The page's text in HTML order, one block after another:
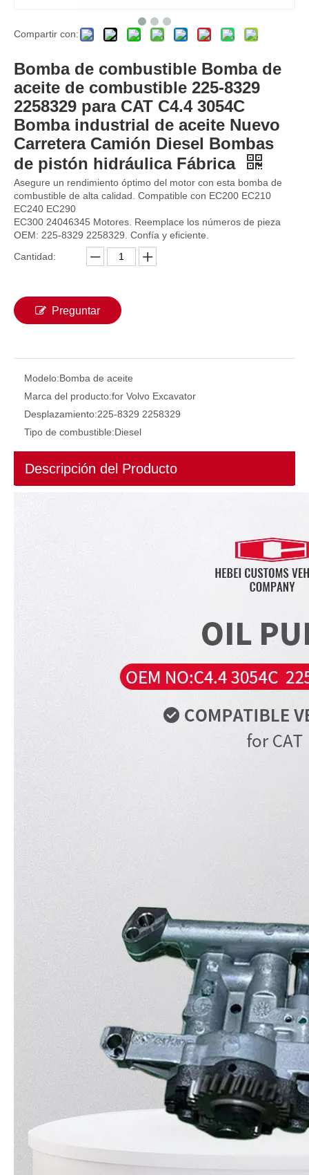
Inyector de combustible VOE20798114 para Volvo Inyector de combustible Boquilla Diesel Piezas de bomba hidráulica EC240 EC290 20798114
Compartir con:
Bomba de combustible Bomba de
aceite de combustible 225-8329
2258329 para CAT C4.4 3054C
Bomba industrial de aceite Nuevo
Carretera Camión Diesel Bombas
de pistón hidráulica Fábrica
Asegure un rendimiento óptimo del motor con esta bomba de
combustible de alta calidad. Compatible con EC200 EC210
EC240 EC290
EC300 24046345 Motores. Reemplace los números de pieza
OEM: 225-8329 2258329. Confía y eficiente.
Cantidad:
Preguntar
Modelo:Bomba de aceite
Marca del producto:for Volvo Excavator
Desplazamiento:225-8329 2258329
Tipo de combustible:Diesel
Descripción del Producto